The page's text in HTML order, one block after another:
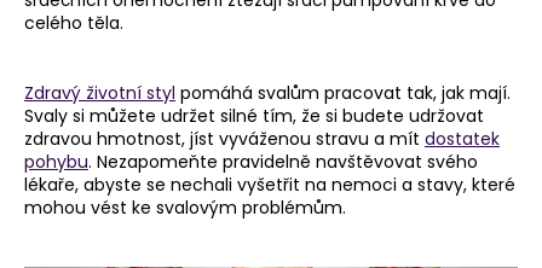
celého těla.
Zdravý životní styl pomáhá svalům pracovat tak, jak mají.
Svaly si můžete udržet silné tím, že si budete udržovat
zdravou hmotnost, jíst vyváženou stravu a mít dostatek
pohybu. Nezapomeňte pravidelně navštěvovat svého
lékaře, abyste se nechali vyšetřit na nemoci a stavy, které
mohou vést ke svalovým problémům.
e